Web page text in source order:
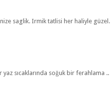
saglik. Irmik tatlisi her haliyle güzel.
sıcaklarında soğuk bir ferahlama ..